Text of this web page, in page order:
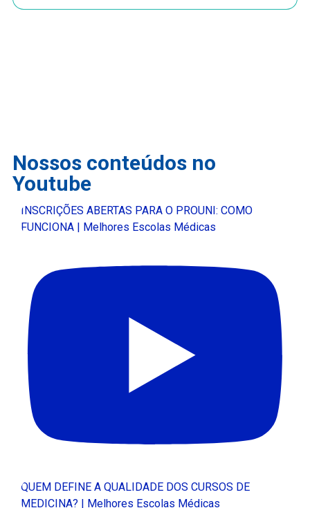
Nossos conteúdos no
Youtube
INSCRIÇÕES ABERTAS PARA O PROUNI: COMO
FUNCIONA | Melhores Escolas Médicas
QUEM DEFINE A QUALIDADE DOS CURSOS DE
MEDICINA? | Melhores Escolas Médicas